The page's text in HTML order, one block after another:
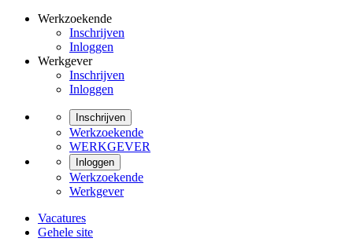
Werkzoekende
Inschrijven
Inloggen
Werkgever
Inschrijven
Inloggen
Inschrijven
Werkzoekende
WERKGEVER
Inloggen
Werkzoekende
Werkgever
Vacatures
Gehele site